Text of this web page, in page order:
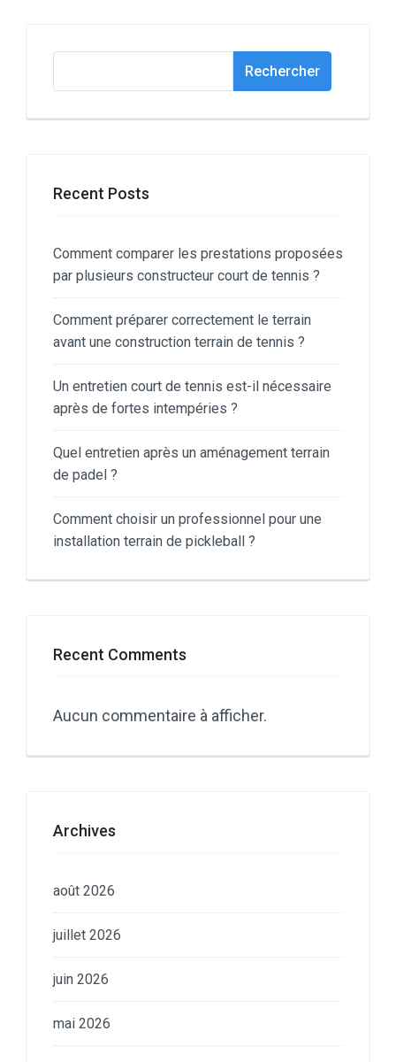
Rechercher
Recent Posts
Comment comparer les prestations proposées
par plusieurs constructeur court de tennis ?
Comment préparer correctement le terrain
avant une construction terrain de tennis ?
Un entretien court de tennis est-il nécessaire
après de fortes intempéries ?
Quel entretien après un aménagement terrain
de padel ?
Comment choisir un professionnel pour une
installation terrain de pickleball ?
Recent Comments
Aucun commentaire à afficher.
Archives
août 2026
juillet 2026
juin 2026
mai 2026